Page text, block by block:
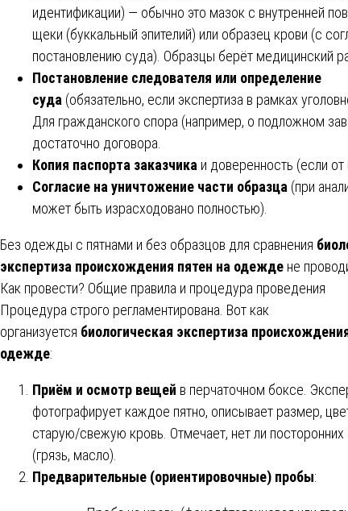
идентификации) — обычно это мазок с внутренней
щеки (буккальный эпителий) или образец крови (с
постановлению суда). Образцы берёт медицинский
Постановление следователя или определение
суда (обязательно, если экспертиза в рамках
Для гражданского спора (например, о подложном
достаточно договора.
Копия паспорта заказчика и доверенность (если от
Согласие на уничтожение части образца (при
может быть израсходовано полностью).
Без одежды с пятнами и без образцов для сравнения
экспертиза происхождения пятен на одежде не
Как провести? Общие правила и процедура проведения
Процедура строго регламентирована. Вот как
организуется биологическая экспертиза
одежде:
Приём и осмотр вещей в перчаточном боксе.
фотографирует каждое пятно, описывает размер,
старую/свежую кровь. Отмечает, нет ли посторонних
(грязь, масло).
Предварительные (ориентировочные) пробы: